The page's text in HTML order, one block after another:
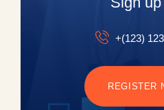
+(123)
REGISTER